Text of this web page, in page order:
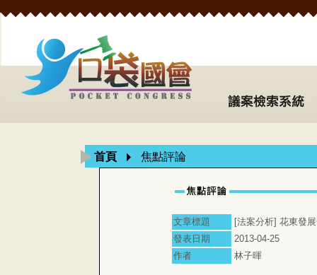
首頁 焦點評論
文章標題
[法案分析] 花東發
發表日期
2013-04-25
作者
林子暉